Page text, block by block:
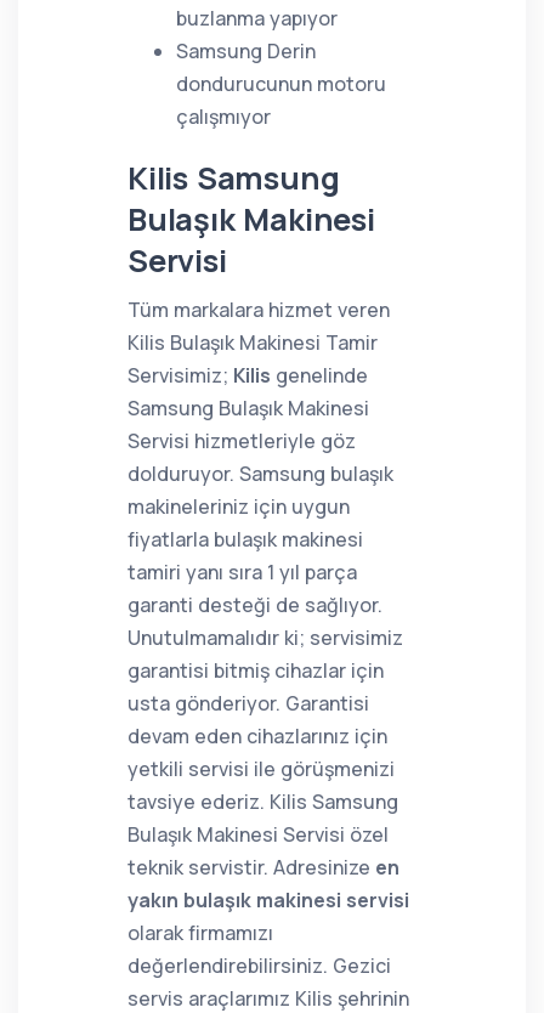
buzlanma yapıyor
Samsung Derin
dondurucunun motoru
çalışmıyor
Kilis Samsung
Bulaşık Makinesi
Servisi
Tüm markalara hizmet veren
Kilis Bulaşık Makinesi Tamir
Servisimiz; Kilis genelinde
Samsung Bulaşık Makinesi
Servisi hizmetleriyle göz
dolduruyor. Samsung bulaşık
makineleriniz için uygun
fiyatlarla bulaşık makinesi
tamiri yanı sıra 1 yıl parça
garanti desteği de sağlıyor.
Unutulmamalıdır ki; servisimiz
garantisi bitmiş cihazlar için
usta gönderiyor. Garantisi
devam eden cihazlarınız için
yetkili servisi ile görüşmenizi
tavsiye ederiz. Kilis Samsung
Bulaşık Makinesi Servisi özel
teknik servistir. Adresinize en
yakın bulaşık makinesi servisi
olarak firmamızı
değerlendirebilirsiniz. Gezici
servis araçlarımız Kilis şehrinin